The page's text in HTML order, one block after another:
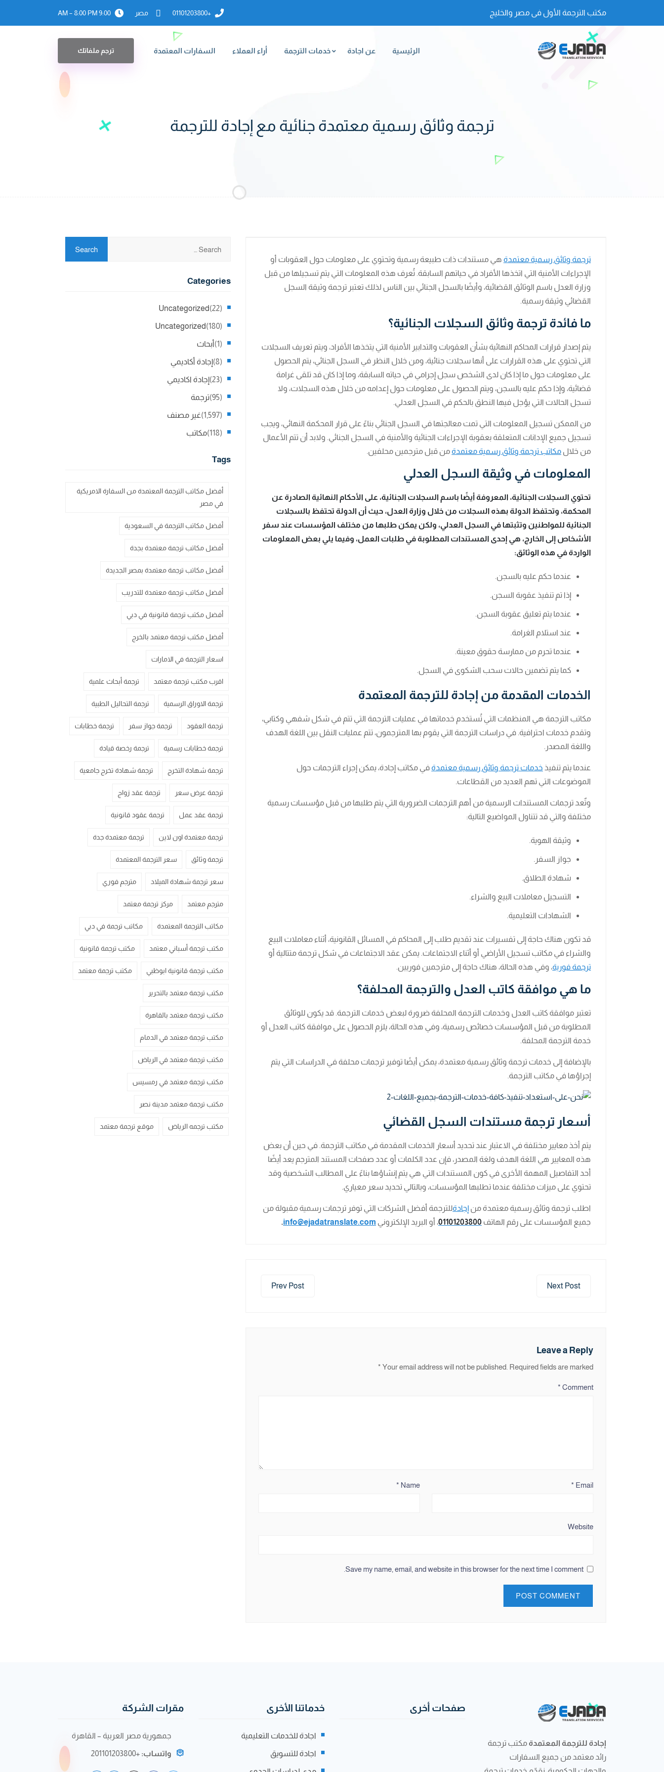
مكتب الترجمة الأول فى مصر والخليج +01101203800 مصر 9:00 AM – 8:00 PM
الرئيسية عن اجادة خدمات الترجمة أراء العملاء السفارات المعتمدة ترجم ملفاتك
ترجمة وثائق رسمية معتمدة جنائية مع إجادة للترجمة
ترجمة وثائق رسمية معتمدة هي مستندات ذات طبيعة رسمية وتحتوي على معلومات حول العقوبات أو
الإجراءات الأمنية التي اتخذها الأفراد في حياتهم السابقة. تُعرف هذه المعلومات التي يتم تسجيلها من قبل
وزارة العدل باسم الوثائق القضائية، وأيضًا بالسجل الجنائي بين الناس لذلك تعتبر ترجمة وثيقة السجل
القضائي وثيقة رسمية.
ما فائدة ترجمة وثائق السجلات الجنائية؟
يتم إصدار قرارات المحاكم النهائية بشأن العقوبات والتدابير الأمنية التي يتخذها الأفراد، ويتم تعريف السجلات
التي تحتوي على هذه القرارات على أنها سجلات جنائية، ومن خلال النظر في السجل الجنائي، يتم الحصول
على معلومات حول ما إذا كان لدى الشخص سجل إجرامي في حياته السابقة، وما إذا كان قد تلقى غرامة
قضائية، وإذا حكم عليه بالسجن، ويتم الحصول على معلومات حول إعدامه من خلال هذه السجلات، ولا
تسجل الحالات التي يؤجل فيها النطق بالحكم في السجل العدلي.
من الممكن تسجيل المعلومات التي تمت معالجتها في السجل الجنائي بناءً على قرار المحكمة النهائي، ويجب
تسجيل جميع الإدانات المتعلقة بعقوبة الإجراءات الجنائية والأمنية في السجل الجنائي. ولابد أن تتم الأعمال
من خلال مكاتب ترجمة وثائق رسمية معتمدة من قبل مترجمين محلفين.
المعلومات في وثيقة السجل العدلي
تحتوي السجلات الجنائية، المعروفة أيضًا باسم السجلات الجنائية، على الأحكام النهائية الصادرة عن
المحكمة، وتحتفظ الدولة بهذه السجلات من خلال وزارة العدل، حيث أن الدولة تحتفظ بالسجلات
الجنائية للمواطنين وتثبتها في السجل العدلي، ولكن يمكن طلبها من مختلف المؤسسات عند سفر
الأشخاص إلى الخارج، هي إحدى المستندات المطلوبة في طلبات العمل، وفيما يلي بعض المعلومات
الواردة في هذه الوثائق:
عندما حكم عليه بالسجن.
إذا تم تنفيذ عقوبة السجن.
عندما يتم تعليق عقوبة السجن.
عند استلام الغرامة.
عندما تحرم من ممارسة حقوق معينة.
كما يتم تضمين حالات سحب الشكوى في السجل.
الخدمات المقدمة من إجادة للترجمة المعتمدة
مكاتب الترجمة هي المنظمات التي تُستخدم خدماتها في عمليات الترجمة التي تتم في شكل شفهي وكتابي،
وتقدم خدمات احترافية. في دراسات الترجمة التي يقوم بها المترجمون، تتم عمليات النقل بين اللغة الهدف
واللغة المصدر.
عندما يتم تنفيذ خدمات ترجمة وثائق رسمية معتمدة في مكاتب إجادة، يمكن إجراء الترجمات حول
الموضوعات التي تهم العديد من القطاعات.
وتٌعد ترجمات المستندات الرسمية من أهم الترجمات الضرورية التي يتم طلبها من قبل مؤسسات رسمية
مختلفة والتي قد تتناول المواضيع التالية:
وثيقة الهوية.
جواز السفر.
شهادة الطلاق.
التسجيل معاملات البيع والشراء.
الشهادات التعليمية.
قد تكون هناك حاجة إلى تفسيرات عند تقديم طلب إلى المحاكم في المسائل القانونية، أثناء معاملات البيع
والشراء في مكاتب تسجيل الأراضي أو أثناء الاجتماعات. يمكن عقد الاجتماعات في شكل ترجمة متتالية أو
ترجمة فورية، وفي هذه الحالة، هناك حاجة إلى مترجمين فوريين.
ما هي موافقة كاتب العدل والترجمة المحلفة؟
تعتبر موافقة كاتب العدل وخدمات الترجمة المحلفة ضرورة لبعض خدمات الترجمة. قد يكون للوثائق
المطلوبة من قبل المؤسسات خصائص رسمية، وفي هذه الحالة، يلزم الحصول على موافقة كاتب العدل أو
خدمة الترجمة المحلفة.
بالإضافة إلى خدمات ترجمة وثائق رسمية معتمدة، يمكن أيضًا توفير ترجمات محلفة في الدراسات التي يتم
إجراؤها في مكاتب الترجمة.
أسعار ترجمة مستندات السجل القضائي
يتم أخذ معايير مختلفة في الاعتبار عند تحديد أسعار الخدمات المقدمة في مكاتب الترجمة. في حين أن بعض
هذه المعايير هي اللغة الهدف ولغة المصدر، فإن عدد الكلمات أو عدد صفحات المستند المترجم يعد أيضًا
أحد التفاصيل المهمة الأخرى في كون المستندات التي هي يتم إنشاؤها بناءً على المطالب الشخصية وقد
تحتوي على ميزات مختلفة عندما تطلبها المؤسسات، وبالتالي تحديد سعر معياري.
اطلب ترجمة وثائق رسمية معتمدة من إجادةللترجمة أفضل الشركات التي توفر ترجمات رسمية مقبولة من
جميع المؤسسات على رقم الهاتف 01101203800، أو البريد الإلكتروني info@ejadatranslate.com
.
Prev Post Next Post
Leave a Reply
Your email address will not be published. Required fields are marked
*
Comment
*
Name
* Email
*
Website
Save my name, email, and website in this browser for the next time I comment.
Categories
Uncategorized (22)
Uncategorized (180)
أبحاث (1)
إجادة أكاديمي (8)
إجادة اكاديمي (23)
ترجمة (95)
غير مصنف (1,597)
مكاتب (118)
Tags
أفضل مكاتب الترجمة المعتمدة من السفارة الامريكية
في مصر
أفضل مكاتب الترجمة في السعودية
أفضل مكاتب ترجمة معتمدة بجدة
أفضل مكاتب ترجمة معتمدة بمصر الجديدة
أفضل مكاتب ترجمة معتمدة للتدريب
أفضل مكتب ترجمة قانونية في دبي
أفضل مكتب ترجمة معتمد بالخرج
اسعار الترجمة في الامارات
اقرب مكتب ترجمة معتمد ترجمة أبحاث علمية
ترجمة الاوراق الرسمية ترجمة التحاليل الطبية
ترجمة العقود ترجمة جواز سفر ترجمة خطابات
ترجمة خطابات رسمية ترجمة رخصة قيادة
ترجمة شهادة التخرج ترجمة شهادة تخرج جامعية
ترجمة عرض سعر ترجمة عقد زواج
ترجمة عقد عمل ترجمة عقود قانونية
ترجمة معتمدة اون لاين ترجمة معتمدة جدة
ترجمة وثائق سعر الترجمة المعتمدة
سعر ترجمة شهادة الميلاد مترجم فوري
مترجم معتمد مركز ترجمة معتمد
مكاتب الترجمة المعتمدة مكاتب ترجمة في دبي
مكتب ترجمة أسباني معتمد مكتب ترجمة قانونية
مكتب ترجمة قانونية ابوظبي مكتب ترجمة معتمد
مكتب ترجمة معتمد بالتحرير
مكتب ترجمة معتمد بالقاهرة
مكتب ترجمة معتمد في الدمام
مكتب ترجمة معتمد في الرياض
مكتب ترجمة معتمد في رمسيس
مكتب ترجمة معتمد مدينة نصر
مكتب ترجمه الرياض موقع ترجمة معتمد
إجادة للترجمة المعتمدة مكتب ترجمة
رائد معتمد من جميع السفارات
صفحات أخرى خدماتنا الأخرى
اجادة للخدمات التعليمية
اجادة للتسويق
مقرات الشركة
جمهورية مصر العربية – القاهرة
واتساب: +201101203800